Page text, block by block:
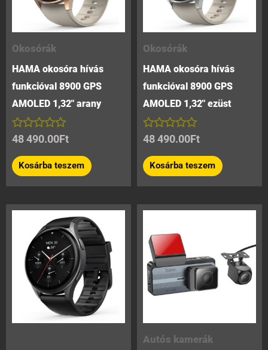
Okosórák
HAMA okosóra hívás
funkcióval 8900 GPS
AMOLED 1,32″ arany
Értékelés:
/
5
48 490.00Ft
Kosárba teszem
Okosórák
HAMA okosóra hívás
funkcióval 8900 GPS
AMOLED 1,32″ ezüst
Értékelés:
/
5
48 490.00Ft
Kosárba teszem
Autós kamerák